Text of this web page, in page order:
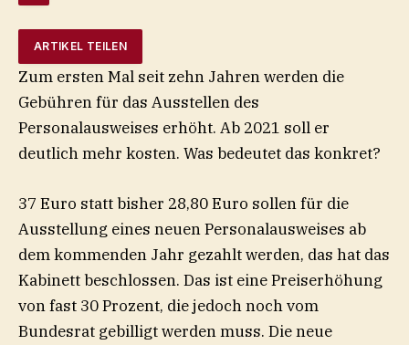
ARTIKEL TEILEN
Zum ersten Mal seit zehn Jahren werden die
Gebühren für das Ausstellen des
Personalausweises erhöht. Ab 2021 soll er
deutlich mehr kosten. Was bedeutet das konkret?
37 Euro statt bisher 28,80 Euro sollen für die
Ausstellung eines neuen Personalausweises ab
dem kommenden Jahr gezahlt werden, das hat das
Kabinett beschlossen. Das ist einePreiserhöhung
von fast 30 Prozent, die jedoch noch vom
Bundesrat gebilligt werden muss. Die neue